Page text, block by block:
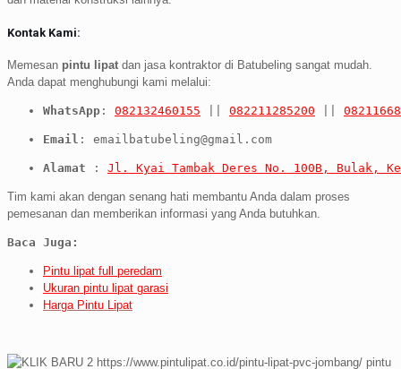
Kontak Kami:
Memesan pintu lipat dan jasa kontraktor di Batubeling sangat mudah.
Anda dapat menghubungi kami melalui:
WhatsApp : 082132460155 082211285200
Email : emailbatubeling@gmail.com
Alamat : Jl. Kyai Tambak Deres No. 100B, Bulak,
Tim kami akan dengan senang hati membantu Anda dalam proses
pemesanan dan memberikan informasi yang Anda butuhkan.
Baca Juga:
Pintu lipat full peredam
Ukuran pintu lipat garasi
Harga Pintu Lipat